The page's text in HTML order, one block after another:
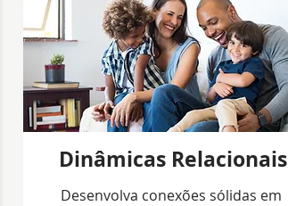
Dinâmicas Relacionais
Desenvolva conexões sólidas em